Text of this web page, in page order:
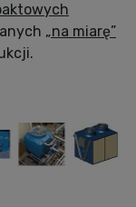
„na miarę”